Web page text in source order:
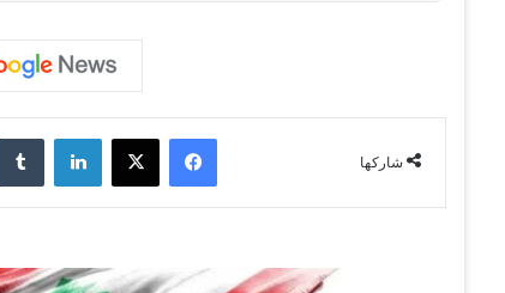
شاركها
فيسبوك ‫X لينكدإن